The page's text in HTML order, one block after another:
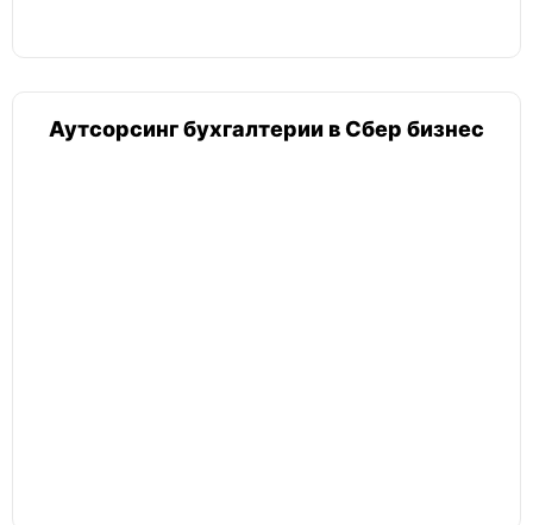
Аутсорсинг бухгалтерии в Сбер бизнес